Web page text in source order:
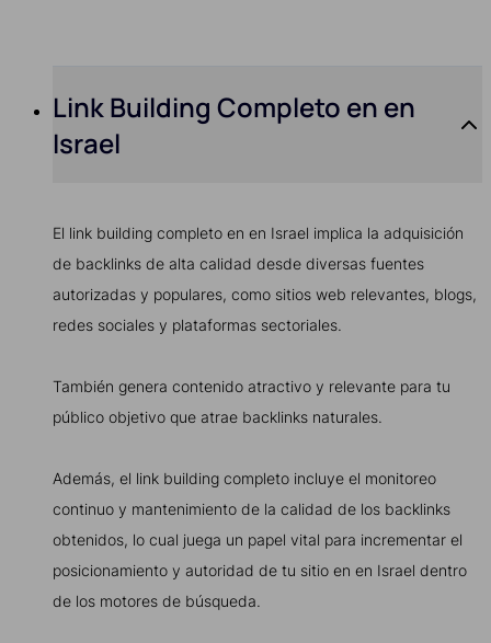
Link Building Completo en en
Israel
El link building completo en en Israel implica la adquisición
de backlinks de alta calidad desde diversas fuentes
autorizadas y populares, como sitios web relevantes, blogs,
redes sociales y plataformas sectoriales.
También genera contenido atractivo y relevante para tu
público objetivo que atrae backlinks naturales.
Además, el link building completo incluye el monitoreo
continuo y mantenimiento de la calidad de los backlinks
obtenidos, lo cual juega un papel vital para incrementar el
posicionamiento y autoridad de tu sitio en en Israel dentro
de los motores de búsqueda.